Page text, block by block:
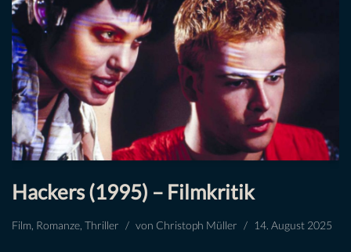
Hackers (1995) – Filmkritik
Film Romanze Thriller von Christoph Müller 14. August 2025